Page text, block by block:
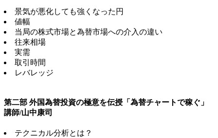
景気が悪化しても強くなった円
値幅
当局の株式市場と為替市場への介入の違い
往来相場
実需
取引時間
レバレッジ
第二部 外国為替投資の極意を伝授「為替チャートで稼ぐ」
講師/山中康司
テクニカル分析とは？